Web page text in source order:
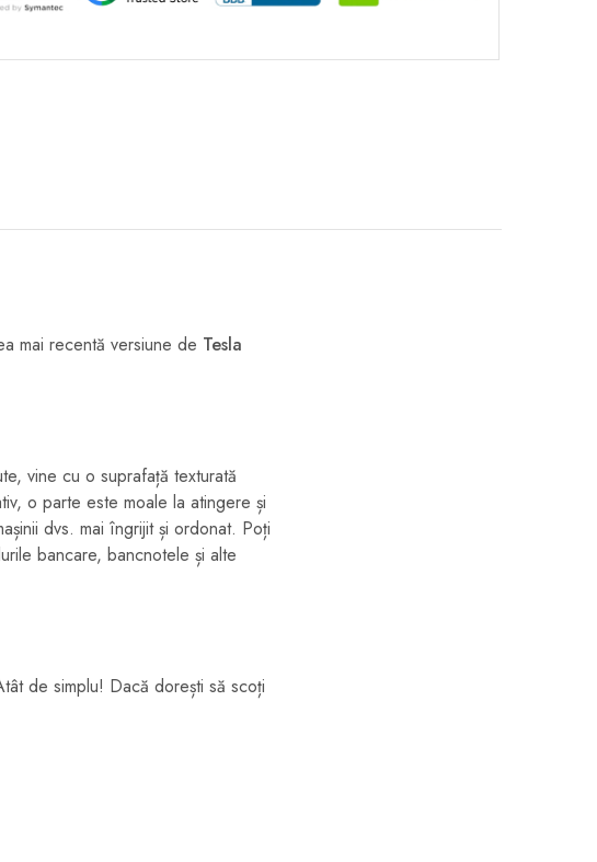
mai recentă versiune de Tesla
vine cu o suprafață texturată
o parte este moale la atingere și
dvs. mai îngrijit și ordonat. Poți
bancare, bancnotele și alte
de simplu! Dacă dorești să scoți